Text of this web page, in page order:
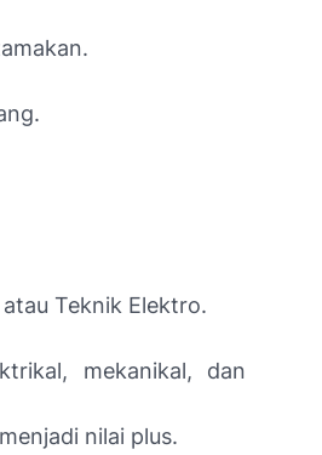
Teknik Elektro.
mekanikal, dan
nilai plus.